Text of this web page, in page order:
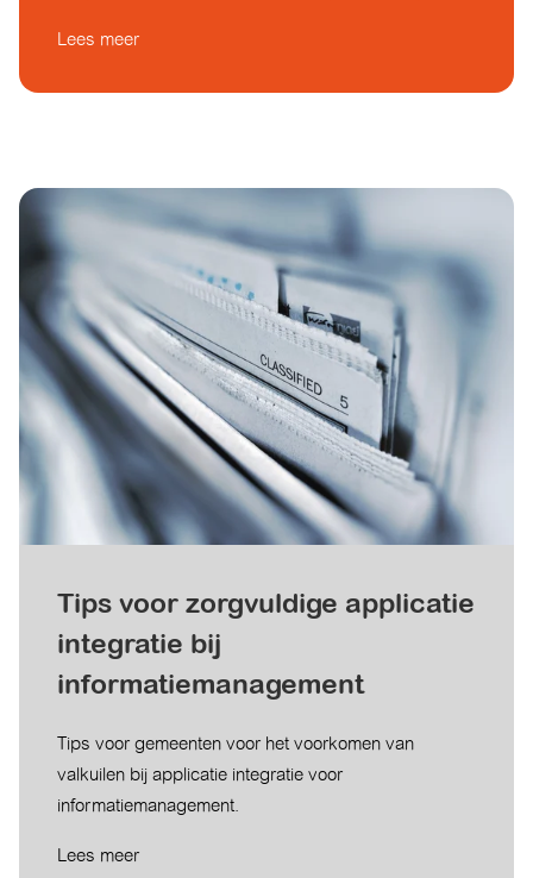
Lees meer
Tips voor zorgvuldige applicatie
integratie bij
informatiemanagement
Tips voor gemeenten voor het voorkomen van
valkuilen bij applicatie integratie voor
informatiemanagement.
Lees meer